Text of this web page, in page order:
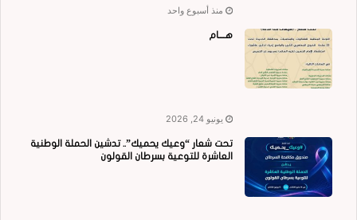
منذ أسبوع واحد
هــــام
يونيو 24, 2026
تحت شعار “وعيك يحميك”.. تدشين الحملة الوطنية
العاشرة للتوعية بسرطان القولون